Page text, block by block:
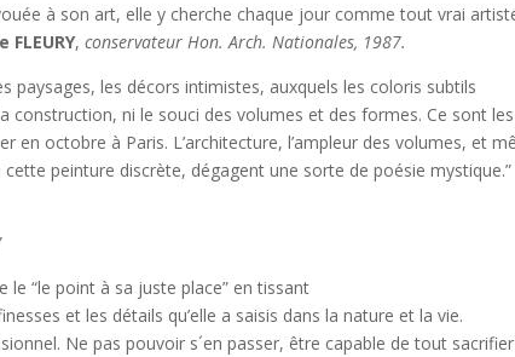
à son art, elle y cherche chaque jour comme tout vrai
,conservateur Hon. Arch. Nationales, 1987.
paysages, les décors intimistes, auxquels les coloris subtils
construction, ni le souci des volumes et des formes. Ce sont les
en octobre à Paris. L’architecture, l’ampleur des volumes, et
peinture discrète, dégagent une sorte de poésie mystique.”
“le point à sa juste place” en tissant
et les détails qu’elle a saisis dans la nature et la vie.
Ne pas pouvoir s´en passer, être capable de tout sacrifier